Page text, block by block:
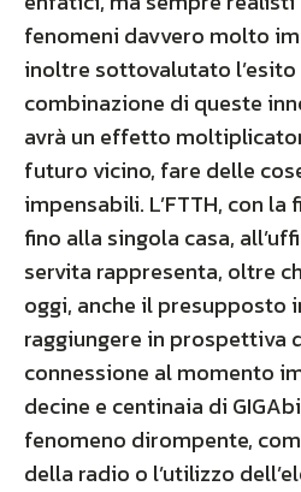
fenomeni davvero molto
inoltre sottovalutato l’esito
combinazione di queste
avrà un effetto
futuro vicino, fare delle
impensabili. L’FTTH, con
fino alla singola casa,
servita rappresenta, oltre
oggi, anche il presupposto
raggiungere in prospettiva
connessione al momento
decine e centinaia di
fenomeno dirompente,
della radio o l’utilizzo